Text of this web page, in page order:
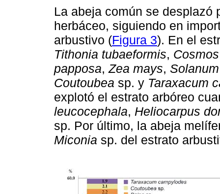
La abeja común se desplazó
herbáceo, siguiendo en
arbustivo (Figura 3). En el
Tithonia tubaeformis,
papposa,Zea mays, Solanum
Coutoubea sp. y Taraxacum
explotó el estrato arbóreo
leucocephala, Heliocarpus
sp. Por último, la abeja
Miconia sp. del estrato